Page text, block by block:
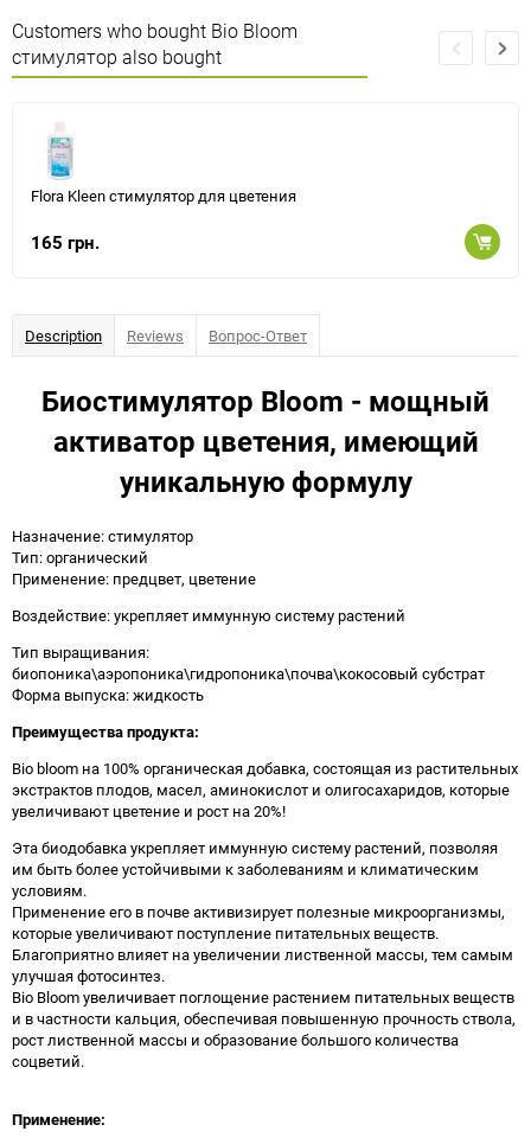
Customers who bought Bio Bloom
стимулятор also bought
Flora Kleen стимулятор для цветения
165 грн.
Description Reviews Вопрос-Ответ
Биостимулятор Bloom - мощный
активатор цветения, имеющий
уникальную формулу
Назначение: стимулятор
Тип: органический
Применение: предцвет, цветение
Воздействие: укрепляет иммунную систему растений
Тип выращивания:
биопоника\аэропоника\гидропоника\почва\кокосовый субстрат
Форма выпуска: жидкость
Преимущества продукта:
Bio bloom на 100% органическая добавка, состоящая из растительных
экстрактов плодов, масел, аминокислот и олигосахаридов, которые
увеличивают цветение и рост на 20%!
Эта биодобавка укрепляет иммунную систему растений, позволяя
им быть более устойчивыми к заболеваниям и климатическим
условиям.
Применение его в почве активизирует полезные микроорганизмы,
которые увеличивают поступление питательных веществ.
Благоприятно влияет на увеличении лиственной массы, тем самым
улучшая фотосинтез.
Bio Bloom увеличивает поглощение растением питательных веществ
и в частности кальция, обеспечивая повышенную прочность ствола,
рост лиственной массы и образование большого количества
соцветий.
Применение: